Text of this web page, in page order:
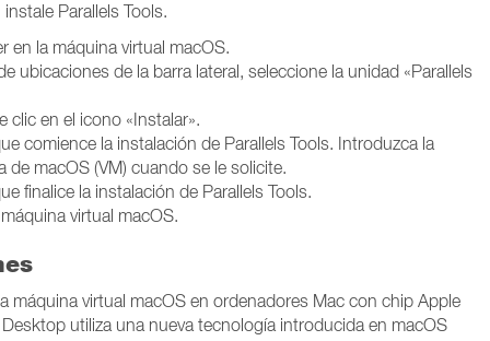
Parallels Tools.
en la máquina virtual macOS.
ubicaciones de la barra lateral, seleccione la unidad «Parallels
clic en el icono «Instalar».
comience la instalación de Parallels Tools. Introduzca la
de macOS (VM) cuando se le solicite.
finalice la instalación de Parallels Tools.
virtual macOS.
máquina virtual macOS en ordenadores Mac con chip Apple
utiliza una nueva tecnología introducida en macOS